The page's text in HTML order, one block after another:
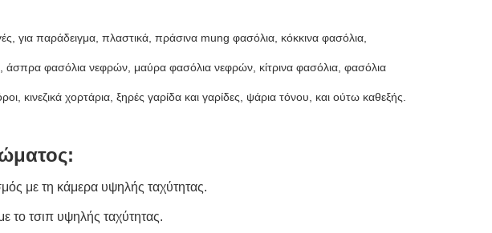
για παράδειγμα, πλαστικά, πράσινα mung φασόλια, κόκκινα φασόλια,
άσπρα φασόλια νεφρών, μαύρα φασόλια νεφρών, κίτρινα φασόλια, φασόλια
κινεζικά χορτάρια, ξηρές γαρίδα και γαρίδες, ψάρια τόνου, και ούτω καθεξής.
με τη κάμερα υψηλής ταχύτητας.
το τσιπ υψηλής ταχύτητας.